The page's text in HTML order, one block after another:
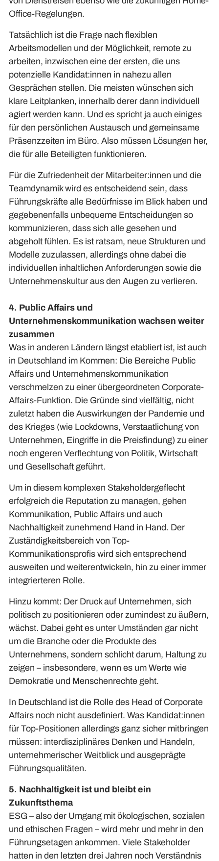
Office-Regelungen.
Tatsächlich ist die Frage nach flexiblen
Arbeitsmodellen und der Möglichkeit, remote zu
arbeiten, inzwischen eine der ersten, die uns
potenzielle Kandidat:innen in nahezu allen
Gesprächen stellen. Die meisten wünschen sich
klare Leitplanken, innerhalb derer dann individuell
agiert werden kann. Und es spricht ja auch einiges
für den persönlichen Austausch und gemeinsame
Präsenzzeiten im Büro. Also müssen Lösungen her,
die für alle Beteiligten funktionieren.
Für die Zufriedenheit der Mitarbeiter:innen und die
Teamdynamik wird es entscheidend sein, dass
Führungskräfte alle Bedürfnisse im Blick haben und
gegebenenfalls unbequeme Entscheidungen so
kommunizieren, dass sich alle gesehen und
abgeholt fühlen. Es ist ratsam, neue Strukturen und
Modelle zuzulassen, allerdings ohne dabei die
individuellen inhaltlichen Anforderungen sowie die
Unternehmenskultur aus den Augen zu verlieren.
4. Public Affairs und
Unternehmenskommunikation wachsen weiter
zusammen
Was in anderen Ländern längst etabliert ist, ist auch
in Deutschland im Kommen: Die Bereiche Public
Affairs und Unternehmenskommunikation
verschmelzen zu einer übergeordneten Corporate-
Affairs-Funktion. Die Gründe sind vielfältig, nicht
zuletzt haben die Auswirkungen der Pandemie und
des Krieges (wie Lockdowns, Verstaatlichung von
Unternehmen, Eingriffe in die Preisfindung) zu einer
noch engeren Verflechtung von Politik, Wirtschaft
und Gesellschaft geführt.
Um in diesem komplexen Stakeholdergeflecht
erfolgreich die Reputation zu managen, gehen
Kommunikation, Public Affairs und auch
Nachhaltigkeit zunehmend Hand in Hand. Der
Zuständigkeitsbereich von Top-
Kommunikationsprofis wird sich entsprechend
ausweiten und weiterentwickeln, hin zu einer immer
integrierteren Rolle.
Hinzu kommt: Der Druck auf Unternehmen, sich
politisch zu positionieren oder zumindest zu äußern,
wächst. Dabei geht es unter Umständen gar nicht
um die Branche oder die Produkte des
Unternehmens, sondern schlicht darum, Haltung zu
zeigen – insbesondere, wenn es um Werte wie
Demokratie und Menschenrechte geht.
In Deutschland ist die Rolle des Head of Corporate
Affairs noch nicht ausdefiniert. Was Kandidat:innen
für Top-Positionen allerdings ganz sicher mitbringen
müssen: interdisziplinäres Denken und Handeln,
unternehmerischer Weitblick und ausgeprägte
Führungsqualitäten.
5. Nachhaltigkeit ist und bleibt ein
Zukunftsthema
ESG – also der Umgang mit ökologischen, sozialen
und ethischen Fragen – wird mehr und mehr in den
Führungsetagen ankommen. Viele Stakeholder
hatten in den letzten drei Jahren noch Verständnis